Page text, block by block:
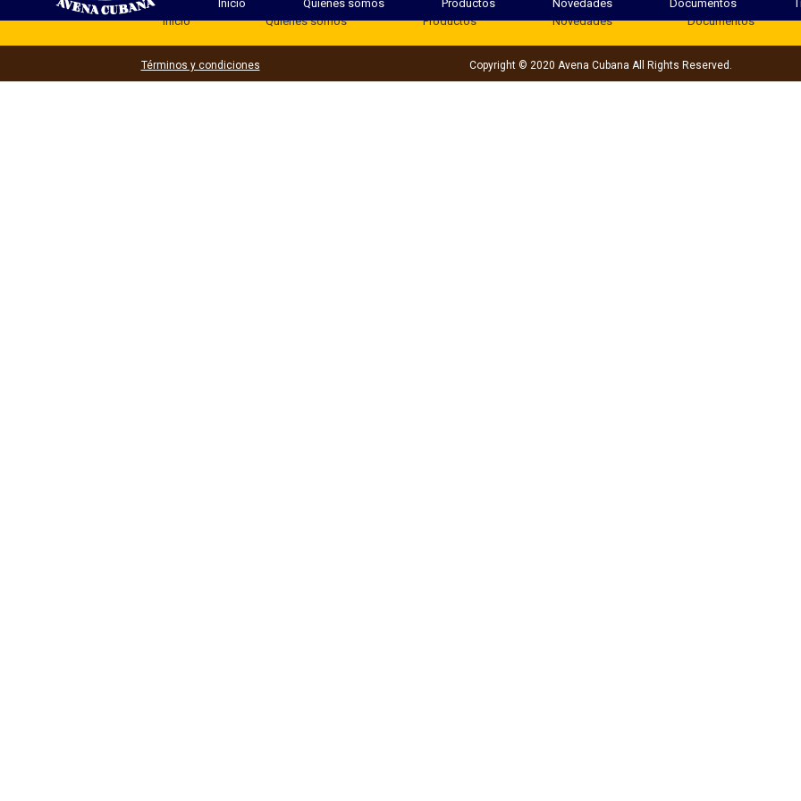
Inicio Quienes somos Productos Novedades Documentos
Inicio
Quienes somos Productos Novedades Documentos
Términos y condiciones Copyright © 2020 Avena Cubana All Rights Reserved.